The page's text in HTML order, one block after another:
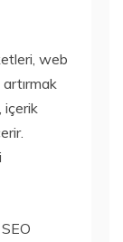
web
içerik
SEO